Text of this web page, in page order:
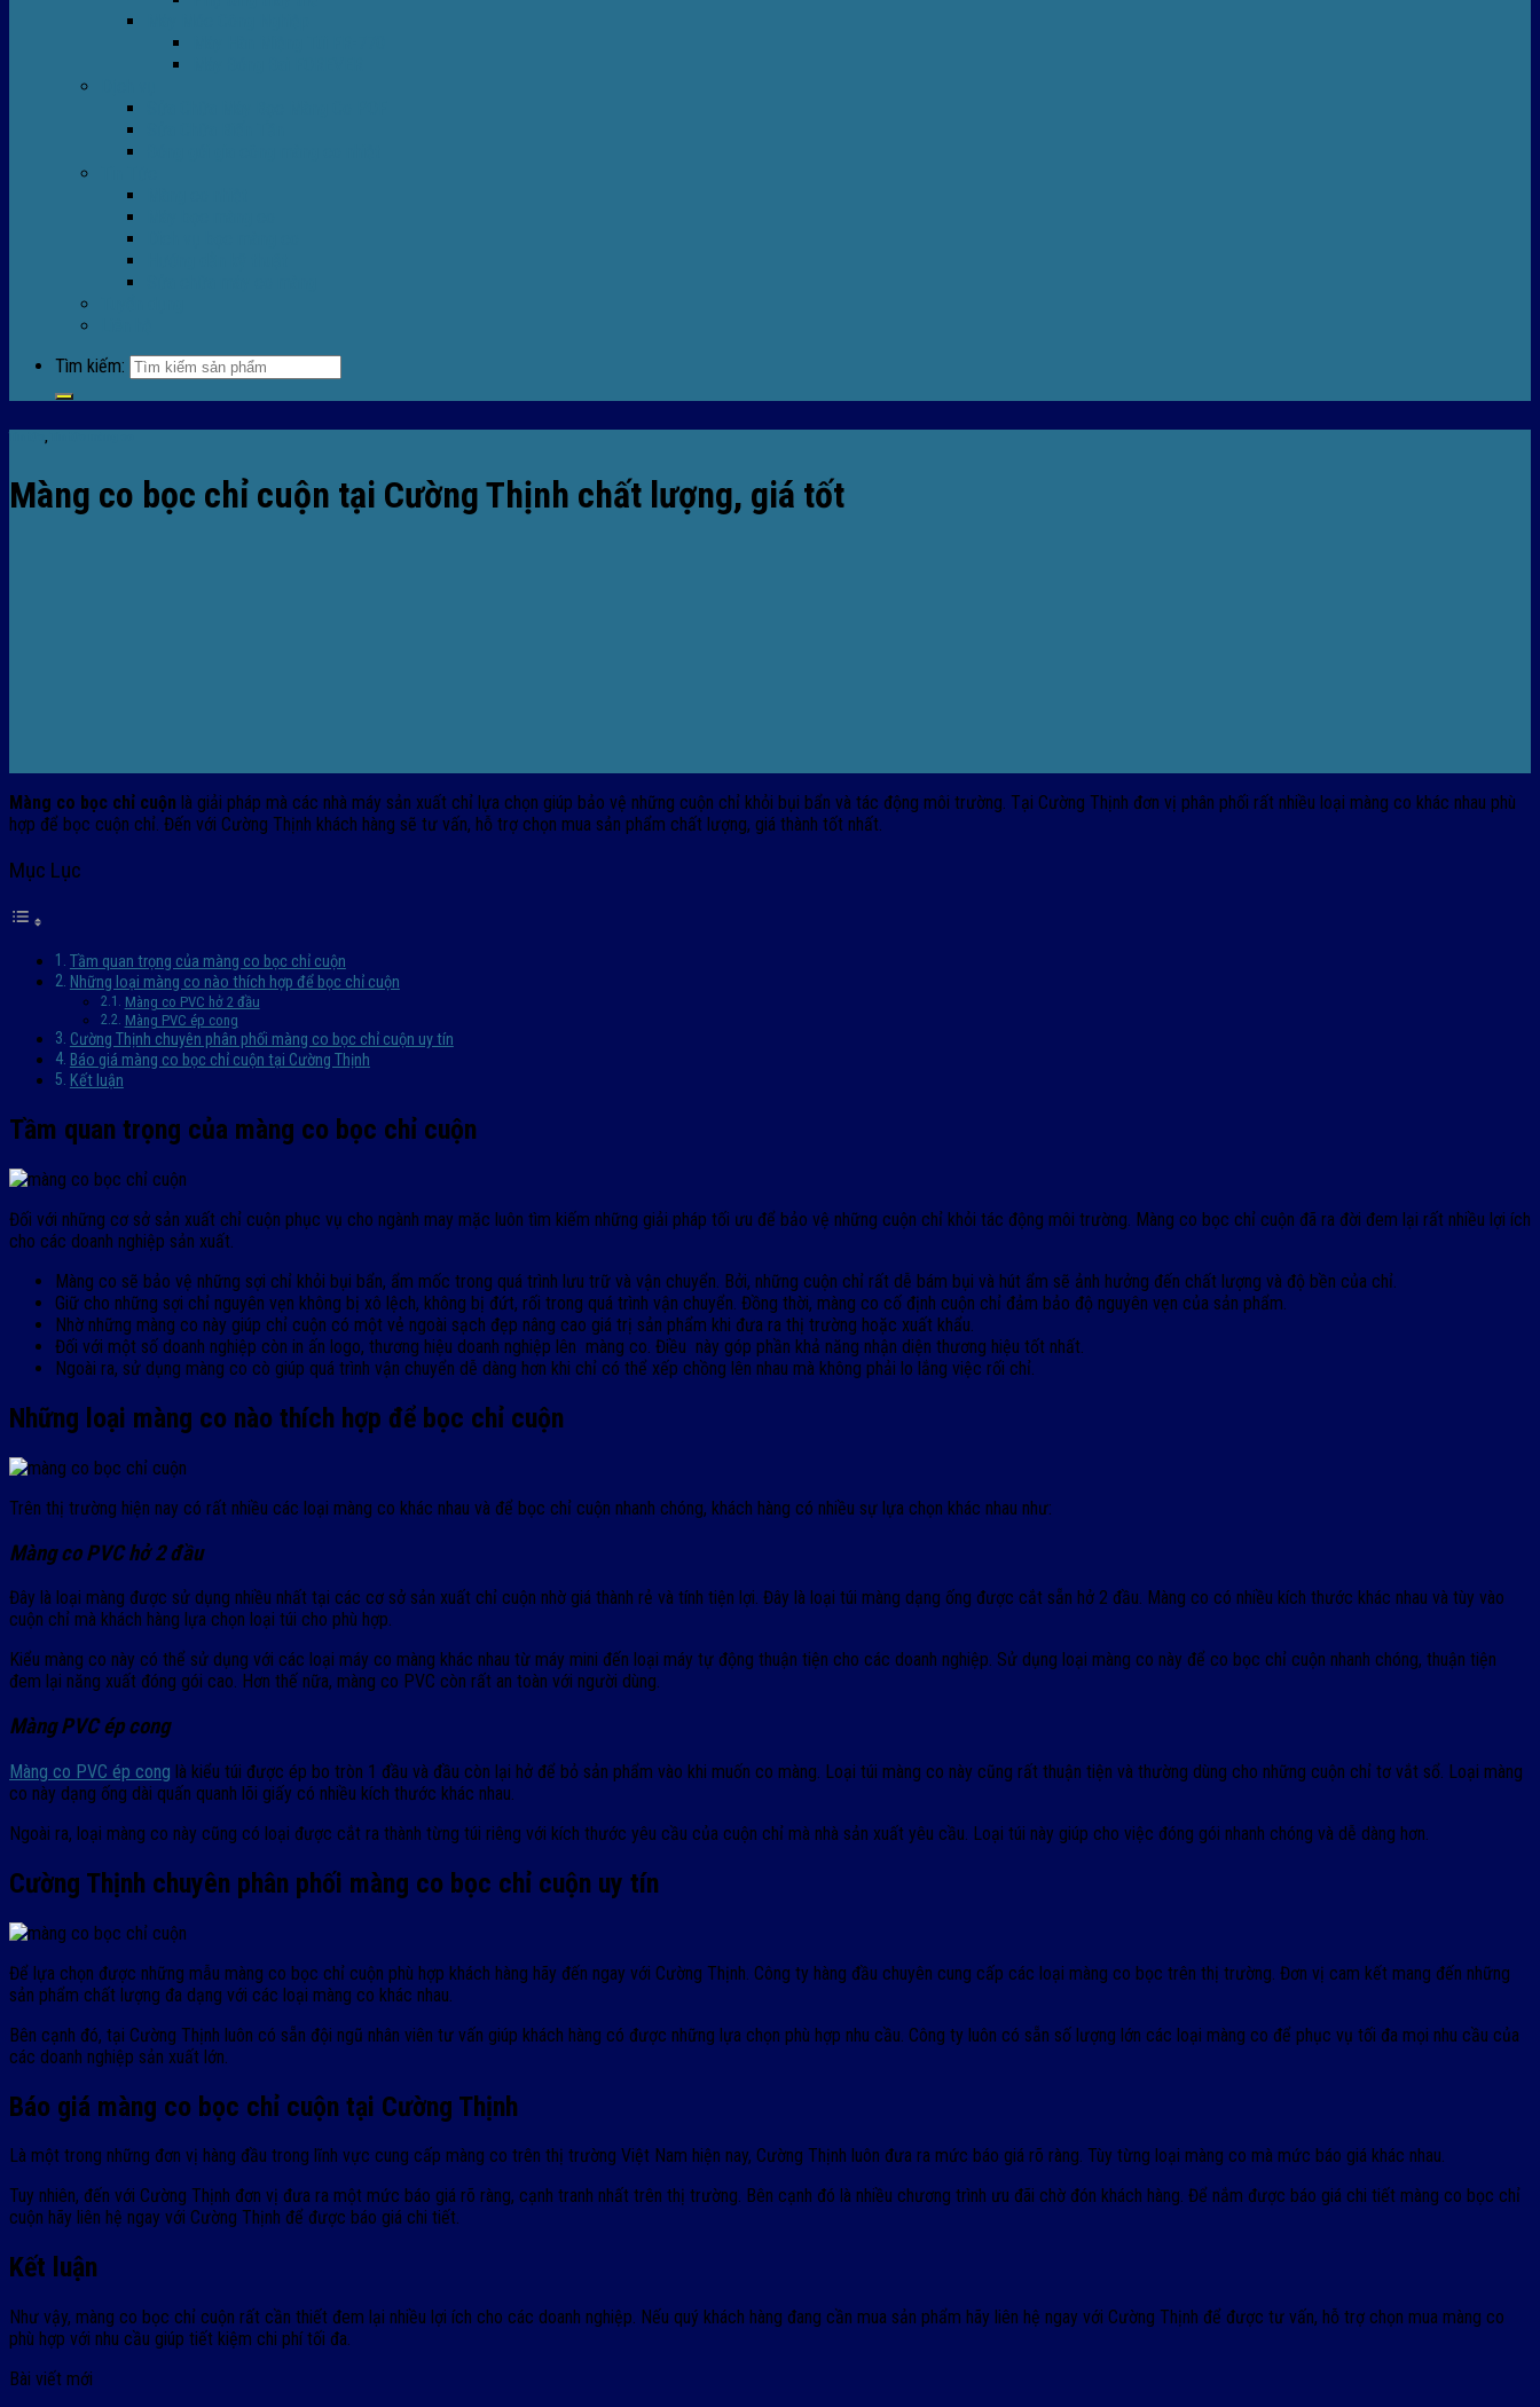
Tìm kiếm:
,
Màng co bọc chỉ cuộn tại Cường Thịnh chất lượng, giá tốt
Màng co bọc chỉ cuộn là giải pháp mà các nhà máy sản xuất chỉ lựa chọn giúp bảo vệ những cuộn chỉ khỏi bụi bẩn và tác động môi trường. Tại Cường Thịnh đơn vị phân phối rất nhiều loại màng co khác nhau phù
hợp để bọc cuộn chỉ. Đến với Cường Thịnh khách hàng sẽ tư vấn, hỗ trợ chọn mua sản phẩm chất lượng, giá thành tốt nhất.
Mục Lục
Tầm quan trọng của màng co bọc chỉ cuộn
Những loại màng co nào thích hợp để bọc chỉ cuộn
Màng co PVC hở 2 đầu
Màng PVC ép cong
Cường Thịnh chuyên phân phối màng co bọc chỉ cuộn uy tín
Báo giá màng co bọc chỉ cuộn tại Cường Thịnh
Kết luận
Tầm quan trọng của màng co bọc chỉ cuộn
Đối với những cơ sở sản xuất chỉ cuộn phục vụ cho ngành may mặc luôn tìm kiếm những giải pháp tối ưu để bảo vệ những cuộn chỉ khỏi tác động môi trường. Màng co bọc chỉ cuộn đã ra đời đem lại rất nhiều lợi ích
cho các doanh nghiệp sản xuất.
Màng co sẽ bảo vệ những sợi chỉ khỏi bụi bẩn, ẩm mốc trong quá trình lưu trữ và vận chuyển. Bởi, những cuộn chỉ rất dễ bám bụi và hút ẩm sẽ ảnh hưởng đến chất lượng và độ bền của chỉ.
Giữ cho những sợi chỉ nguyên vẹn không bị xô lệch, không bị đứt, rối trong quá trình vận chuyển. Đồng thời, màng co cố định cuộn chỉ đảm bảo độ nguyên vẹn của sản phẩm.
Nhờ những màng co này giúp chỉ cuộn có một vẻ ngoài sạch đẹp nâng cao giá trị sản phẩm khi đưa ra thị trường hoặc xuất khẩu.
Đối với một số doanh nghiệp còn in ấn logo, thương hiệu doanh nghiệp lên màng co. Điều này góp phần khả năng nhận diện thương hiệu tốt nhất.
Ngoài ra, sử dụng màng co cò giúp quá trình vận chuyển dễ dàng hơn khi chỉ có thể xếp chồng lên nhau mà không phải lo lắng việc rối chỉ.
Những loại màng co nào thích hợp để bọc chỉ cuộn
Trên thị trường hiện nay có rất nhiều các loại màng co khác nhau và để bọc chỉ cuộn nhanh chóng, khách hàng có nhiều sự lựa chọn khác nhau như:
Màng co PVC hở 2 đầu
Đây là loại màng được sử dụng nhiều nhất tại các cơ sở sản xuất chỉ cuộn nhờ giá thành rẻ và tính tiện lợi. Đây là loại túi màng dạng ống được cắt sẵn hở 2 đầu. Màng co có nhiều kích thước khác nhau và tùy vào
cuộn chỉ mà khách hàng lựa chọn loại túi cho phù hợp.
Kiểu màng co này có thể sử dụng với các loại máy co màng khác nhau từ máy mini đến loại máy tự động thuận tiện cho các doanh nghiệp. Sử dụng loại màng co này để co bọc chỉ cuộn nhanh chóng, thuận tiện
đem lại năng xuất đóng gói cao. Hơn thế nữa, màng co PVC còn rất an toàn với người dùng.
Màng PVC ép cong
Màng co PVC ép cong là kiểu túi được ép bo tròn 1 đầu và đầu còn lại hở để bỏ sản phẩm vào khi muốn co màng. Loại túi màng co này cũng rất thuận tiện và thường dùng cho những cuộn chỉ tơ vắt sổ. Loại màng
co này dạng ống dài quấn quanh lõi giấy có nhiều kích thước khác nhau.
Ngoài ra, loại màng co này cũng có loại được cắt ra thành từng túi riêng với kích thước yêu cầu của cuộn chỉ mà nhà sản xuất yêu cầu. Loại túi này giúp cho việc đóng gói nhanh chóng và dễ dàng hơn.
Cường Thịnh chuyên phân phối màng co bọc chỉ cuộn uy tín
Để lựa chọn được những mẫu màng co bọc chỉ cuộn phù hợp khách hàng hãy đến ngay với Cường Thịnh. Công ty hàng đầu chuyên cung cấp các loại màng co bọc trên thị trường. Đơn vị cam kết mang đến những
sản phẩm chất lượng đa dạng với các loại màng co khác nhau.
Bên cạnh đó, tại Cường Thịnh luôn có sẵn đội ngũ nhân viên tư vấn giúp khách hàng có được những lựa chọn phù hợp nhu cầu. Công ty luôn có sẵn số lượng lớn các loại màng co để phục vụ tối đa mọi nhu cầu của
các doanh nghiệp sản xuất lớn.
Báo giá màng co bọc chỉ cuộn tại Cường Thịnh
Là một trong những đơn vị hàng đầu trong lĩnh vực cung cấp màng co trên thị trường Việt Nam hiện nay, Cường Thịnh luôn đưa ra mức báo giá rõ ràng. Tùy từng loại màng co mà mức báo giá khác nhau.
Tuy nhiên, đến với Cường Thịnh đơn vị đưa ra một mức báo giá rõ ràng, cạnh tranh nhất trên thị trường. Bên cạnh đó là nhiều chương trình ưu đãi chờ đón khách hàng. Để nắm được báo giá chi tiết màng co bọc chỉ
cuộn hãy liên hệ ngay với Cường Thịnh để được báo giá chi tiết.
Kết luận
Như vậy, màng co bọc chỉ cuộn rất cần thiết đem lại nhiều lợi ích cho các doanh nghiệp. Nếu quý khách hàng đang cần mua sản phẩm hãy liên hệ ngay với Cường Thịnh để được tư vấn, hỗ trợ chọn mua màng co
phù hợp với nhu cầu giúp tiết kiệm chi phí tối đa.
Bài viết mới